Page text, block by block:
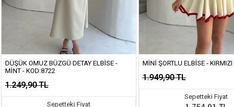
DÜŞÜK OMUZ BÜZGÜ DETAY ELBISE -
MINT - KOD:8722
1.249,90 TL
Sepetteki Fiyat
MINI ŞORTLU ELBISE -
1.949,90 TL
Sepetteki Fiyat